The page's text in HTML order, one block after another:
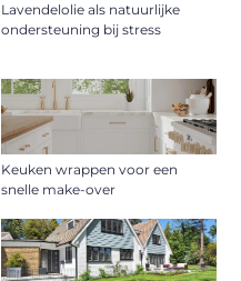
Lavendelolie als natuurlijke
ondersteuning bij stress
Keuken wrappen voor een
snelle make-over